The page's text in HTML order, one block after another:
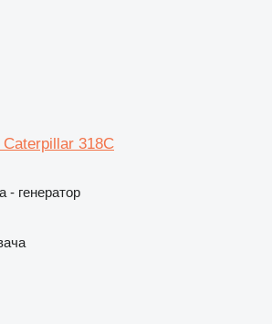
Caterpillar 318C
- генератор